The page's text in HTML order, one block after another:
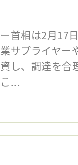
首相は2月17
サプライヤー
し、調達を
...